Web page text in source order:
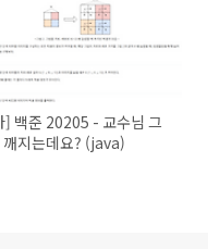
] 백준 20205 - 교수님 그
깨지는데요? (java)